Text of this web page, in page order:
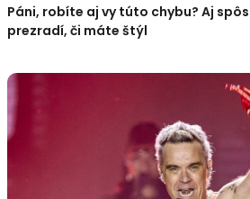
Páni, robíte aj vy túto chybu? Aj
prezradí, či máte štýl